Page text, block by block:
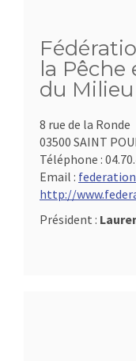
la
du
8 rue de la Ronde
03500 SAINT
Téléphone :
Email :
http://
Président :